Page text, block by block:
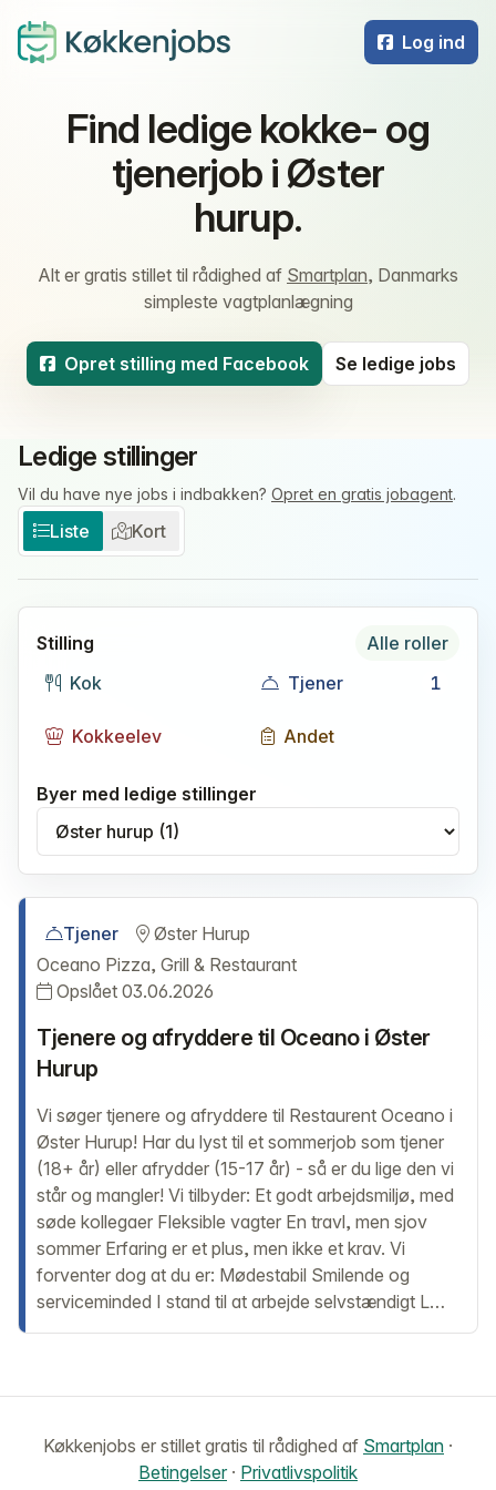
Log ind
Find ledige kokke- og
tjenerjob i Øster
hurup.
Alt er gratis stillet til rådighed af Smartplan, Danmarks
simpleste vagtplanlægning
Opret stilling med Facebook Se ledige jobs
Ledige stillinger
Vil du have nye jobs i indbakken? Opret en gratis jobagent.
Liste Kort
Stilling
Alle roller
Kok
Tjener 1
Kokkeelev Andet
Byer med ledige stillinger
Vælg by
Tjener
Øster Hurup
Oceano Pizza, Grill & Restaurant
Opslået 03.06.2026
Tjenere og afryddere til Oceano i Øster
Hurup
Vi søger tjenere og afryddere til Restaurent Oceano i
Øster Hurup! Har du lyst til et sommerjob som tjener
(18+ år) eller afrydder (15-17 år) - så er du lige den vi
står og mangler! Vi tilbyder: Et godt arbejdsmiljø, med
søde kollegaer Fleksible vagter En travl, men sjov
sommer Erfaring er et plus, men ikke et krav. Vi
forventer dog at du er: Mødestabil Smilende og
serviceminded I stand til at arbejde selvstændigt L…
Køkkenjobs er stillet gratis til rådighed af Smartplan ·
Betingelser · Privatlivspolitik